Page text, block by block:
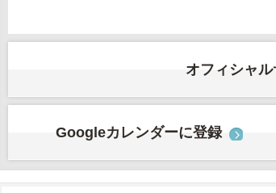
オフィシャ
Googleカレンダーに登録